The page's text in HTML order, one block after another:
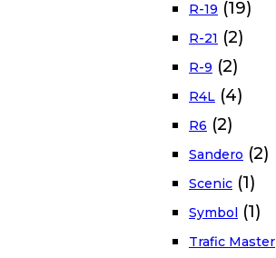
R-19 (19)
R-21 (2)
R-9 (2)
R4L (4)
R6 (2)
Sandero (2)
Scenic (1)
Symbol (1)
Trafic Master